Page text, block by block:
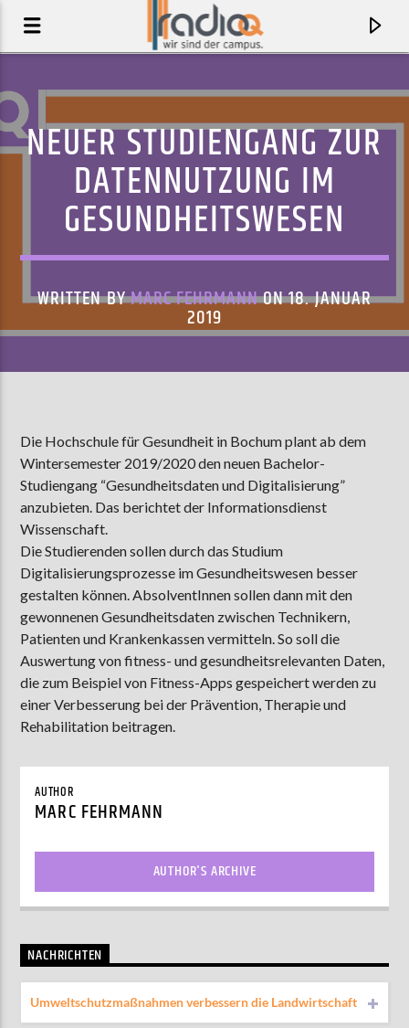
NEVERENDER (STARRING TAME IMPALA)
AKTUELLE SENDUNG
MOEBIUS
12:00
ZU HÖREN INMünster90,9 MHz
NEUER STUDIENGANG ZUR
DATENNUTZUNG IM
GESUNDHEITSWESEN
WRITTEN BYMARC FEHRMANNON 18. JANUAR
2019
Die Hochschule für Gesundheit in Bochum plant ab dem
Wintersemester 2019/2020 den neuen Bachelor-
Studiengang “Gesundheitsdaten und Digitalisierung”
anzubieten. Das berichtet der Informationsdienst
Wissenschaft.
Die Studierenden sollen durch das Studium
Digitalisierungsprozesse im Gesundheitswesen besser
gestalten können. AbsolventInnen sollen dann mit den
gewonnenen Gesundheitsdaten zwischen Technikern,
Patienten und Krankenkassen vermitteln. So soll die
Auswertung von fitness- und gesundheitsrelevanten Daten,
die zum Beispiel von Fitness-Apps gespeichert werden zu
einer Verbesserung bei der Prävention, Therapie und
Rehabilitation beitragen.
AUTHOR
MARC FEHRMANN
AUTHOR'S ARCHIVE
NACHRICHTEN
Umweltschutzmaßnahmen verbessern die Landwirtschaft